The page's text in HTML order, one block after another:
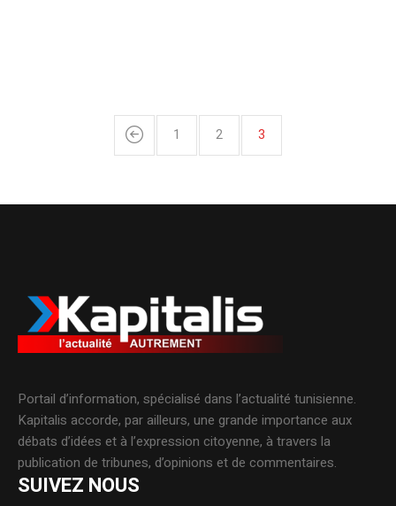
1 2 3
Portail d’information, spécialisé dans l’actualité tunisienne.
Kapitalis accorde, par ailleurs, une grande importance aux
débats d’idées et à l’expression citoyenne, à travers la
publication de tribunes, d’opinions et de commentaires.
SUIVEZ NOUS